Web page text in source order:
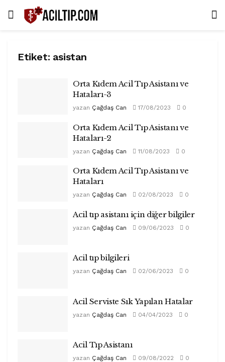
Etiket: asistan
Orta Kıdem Acil Tıp Asistanı ve
Hataları-3
yazan Çağdaş Can 17/08/2023 0
Orta Kıdem Acil Tıp Asistanı ve
Hataları-2
yazan Çağdaş Can 11/08/2023 0
Orta Kıdem Acil Tıp Asistanı ve
Hataları
yazan Çağdaş Can 02/08/2023 0
Acil tıp asistanı için diğer bilgiler
yazan Çağdaş Can 09/06/2023 0
Acil tıp bilgileri
yazan Çağdaş Can 02/06/2023 0
Acil Serviste Sık Yapılan Hatalar
yazan Çağdaş Can 04/04/2023 0
Acil Tıp Asistanı
yazan Çağdaş Can 09/08/2022 0